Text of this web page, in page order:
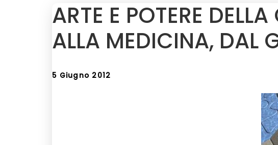
ARTE E POTERE
ALLA MEDICINA, DAL
5 Giugno 2012